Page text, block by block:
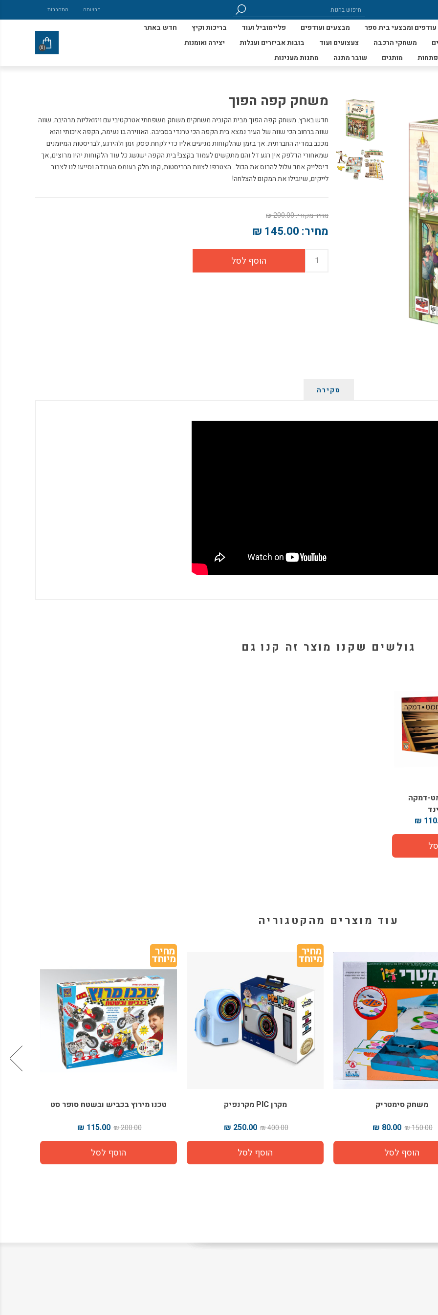
הרשמה התחברות
עודפים ומבצעי בית ספר מבצעים ועודפים פליימוביל ועוד בריכות וקיץ
חדש באתר
משחקי הרכבה צעצועים ועוד בובות אביזרים ועגלות
יצירה ואומנות
מותגים שובר מתנה מתנות מענינות
(0)
משחק קפה הפוך
חדש בארץ. משחק קפה הפוך מבית הקוביה משחקים משחק משפחתי אטרקטיבי עם ויזואליות מרהיבה. שווה
שווה ברחוב הכי שווה של העיר נמצא בית הקפה הכי טרנדי בסביבה. האווירה בו נעימה, הקפה איכותי והוא
מככב במדיה החברתית. אך בזמן שהלקוחות מגיעים אליו כדי לקחת פסק זמן ולהירגע, לבריסטות המיומנים
שמאחורי הדלפק אין רגע דל והם מתקשים לעמוד בקצב! בית הקפה ישגשג כל עוד הלקוחות יהיו מרוצים, אך
דיסלייק אחד עלול להרוס את הכול…הצטרפו לצוות הבריסטות, קחו חלק בעומס העבודה וסייעו לנו לצבור
לייקים, שיובילו את המקום להצלחה!
מחיר מקורי:200.00 ₪
מחיר: 145.00 ₪
סקירה
גולשים שקנו מוצר זה קנו גם
דמקה
עוד מוצרים מהקטגוריה
משחק סימטריק
150.00 ₪
80.00 ₪
מחיר
מיוחד
מקרן PIC מקרנפיק
400.00 ₪
250.00 ₪
מחיר
מיוחד
טכנו מירוץ בכביש ובשטח סופר סט
200.00 ₪
115.00 ₪